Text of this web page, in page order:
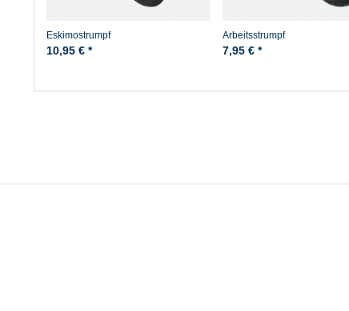
Eskimostrumpf
10,95 € *
Arbeitsstrumpf
7,95 € *